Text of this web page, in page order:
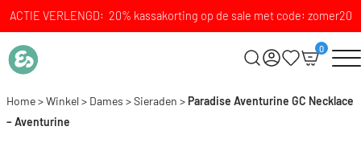
ACTIE VERLENGD: 20% kassakorting op de sale met code: zomer20
0
Home>Winkel> Dames >Sieraden > Paradise Aventurine GC Necklace
– Aventurine